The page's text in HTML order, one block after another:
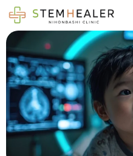
エクソソームとは
成人治療
脳卒中
糖尿病
不整脈